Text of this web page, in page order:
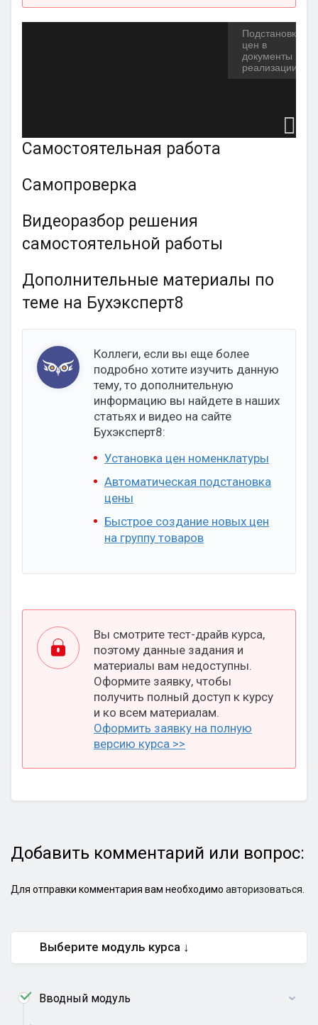
Подстановка
цен в
документы
реализации
Самостоятельная работа
Самопроверка
Видеоразбор решения
самостоятельной работы
Дополнительные материалы по
теме на Бухэксперт8
Коллеги, если вы еще более
подробно хотите изучить данную
тему, то дополнительную
информацию вы найдете в наших
статьях и видео на сайте
Бухэксперт8:
Установка цен номенклатуры
Автоматическая подстановка
цены
Быстрое создание новых цен
на группу товаров
Вы смотрите тест-драйв курса,
поэтому данные задания и
материалы вам недоступны.
Оформите заявку, чтобы
получить полный доступ к курсу
и ко всем материалам.
Оформить заявку на полную
версию курса >>
Добавить комментарий или вопрос:
Для отправки комментария вам необходимо авторизоваться
Выберите модуль курса ↓
Вводный модуль